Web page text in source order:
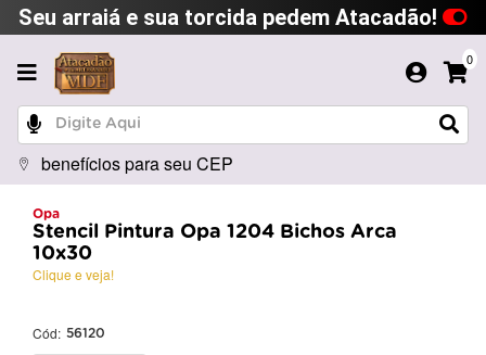
Seu arraiá e sua torcida pedem Atacadão!
0
benefícios para seu CEP
Opa
Stencil Pintura Opa 1204 Bichos Arca
10x30
Clique e veja!
Cód: 56120